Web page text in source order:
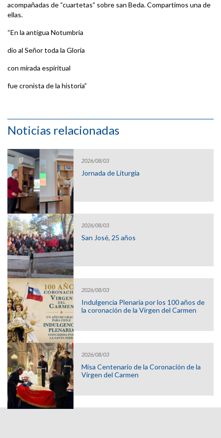
acompañadas de “cuartetas” sobre san Beda. Compartimos una de
ellas.
“En la antigua Notumbría
dio al Señor toda la Gloria
con mirada espiritual
fue cronista de la historia”
Noticias relacionadas
2026/08/03
Jornada de Liturgia
2026/08/03
San José, 25 años
2026/08/03
Indulgencia Plenaria por los 100 años de
la coronación de la Virgen del Carmen
2026/08/03
Misa Centenario de la Coronación de la
Virgen del Carmen